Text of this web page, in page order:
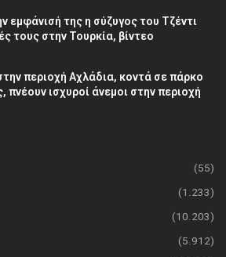
εμφάνισή της η σύζυγος του Τζέντι
τους στην Τουρκία, βίντεο
περιοχή Αχλάδια, κοντά σε πάρκο
πνέουν ισχυροί άνεμοι στην περιοχή
(55)
(1.233)
(10.203)
(5.912)